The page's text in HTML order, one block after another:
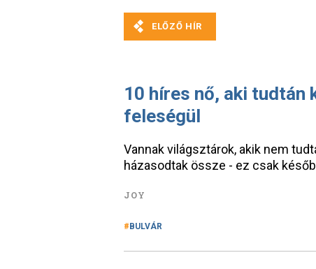
10 híres nő, aki tudtán
feleségül
Vannak világsztárok, akik nem
házasodtak össze - ez csak
JOY
BULVÁR